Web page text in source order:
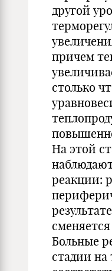
другой
причем
столько
На этой
реакции:
Больные
стадии на